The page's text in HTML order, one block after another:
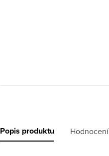
Popis produktu Hodnocení